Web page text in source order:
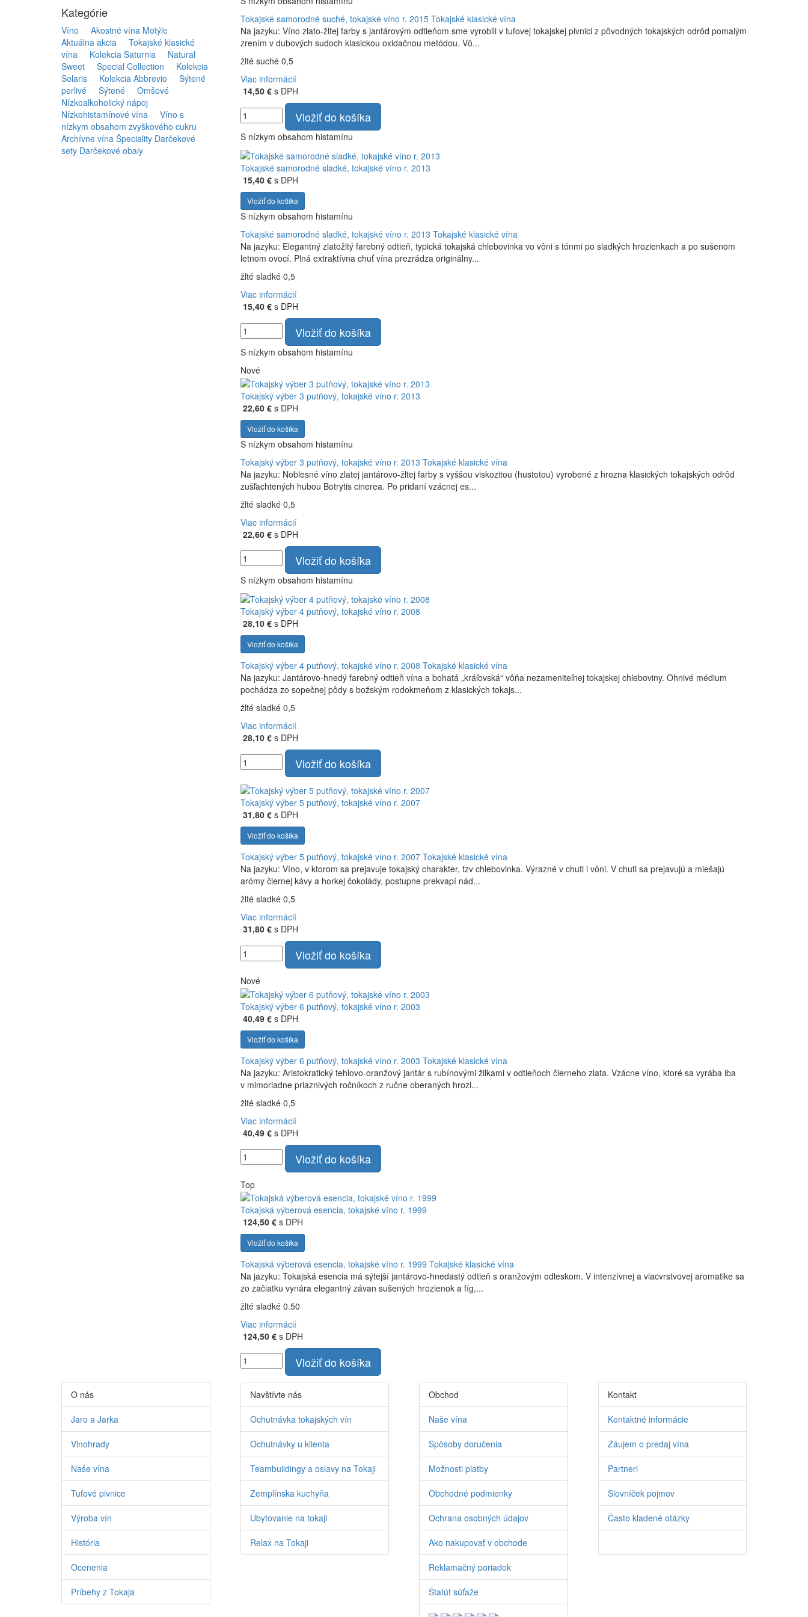
Kategórie
Víno
Akostné vína Motýle
Aktuálna akcia
Tokajské klasické
vína
Kolekcia Saturnia
Natural
Sweet
Special Collection
Kolekcia
Solaris
Kolekcia Abbrevio
Sýtené
perlivé
Sýtené
Omšové
Nízkoalkoholický nápoj
Nízkohistamínové vína
Víno s
nízkym obsahom zvyškového cukru
Archívne vína Špeciality Darčekové
sety Darčekové obaly
Tokajské samorodné suché, tokajské víno r. 2015 Tokajské klasické vína
Na jazyku: Víno zlato-žltej farby s jantárovým odtieňom sme vyrobili v tufovej tokajskej pivnici z pôvodných tokajských odrôd pomalým
zrením v dubových sudoch klasickou oxidačnou metódou. Vô...
žlté suché 0,5
Viac informácií
14,50 €s DPH
Vložiť do košíka
S nízkym obsahom histamínu
Tokajské samorodné sladké, tokajské víno r. 2013
15,40 €s DPH
Vložiť do košíka
S nízkym obsahom histamínu
Tokajské samorodné sladké, tokajské víno r. 2013 Tokajské klasické vína
Na jazyku: Elegantný zlatožltý farebný odtieň, typická tokajská chlebovinka vo vôni s tónmi po sladkých hrozienkach a po sušenom
letnom ovocí. Plná extraktívna chuť vína prezrádza originálny...
žlté sladké 0,5
Viac informácií
15,40 €s DPH
Vložiť do košíka
S nízkym obsahom histamínu
Nové
Tokajský výber 3 putňový, tokajské víno r. 2013
22,60 €s DPH
Vložiť do košíka
S nízkym obsahom histamínu
Tokajský výber 3 putňový, tokajské víno r. 2013 Tokajské klasické vína
Na jazyku: Noblesné víno zlatej jantárovo-žltej farby s vyššou viskozitou (hustotou) vyrobené z hrozna klasických tokajských odrôd
zušľachtených hubou Botrytis cinerea. Po pridaní vzácnej es...
žlté sladké 0,5
Viac informácií
22,60 €s DPH
Vložiť do košíka
S nízkym obsahom histamínu
Tokajský výber 4 putňový, tokajské víno r. 2008
28,10 €s DPH
Vložiť do košíka
Tokajský výber 4 putňový, tokajské víno r. 2008 Tokajské klasické vína
Na jazyku: Jantárovo-hnedý farebný odtieň vína a bohatá „kráľovská“ vôňa nezameniteľnej tokajskej chleboviny. Ohnivé médium
pochádza zo sopečnej pôdy s božským rodokmeňom z klasických tokajs...
žlté sladké 0,5
Viac informácií
28,10 €s DPH
Vložiť do košíka
Tokajský výber 5 putňový, tokajské víno r. 2007
31,80 €s DPH
Vložiť do košíka
Tokajský výber 5 putňový, tokajské víno r. 2007 Tokajské klasické vína
Na jazyku: Víno, v ktorom sa prejavuje tokajský charakter, tzv chlebovinka. Výrazné v chuti i vôni. V chuti sa prejavujú a miešajú
arómy čiernej kávy a horkej čokolády, postupne prekvapí nád...
žlté sladké 0,5
Viac informácií
31,80 €s DPH
Vložiť do košíka
Nové
Tokajský výber 6 putňový, tokajské víno r. 2003
40,49 €s DPH
Vložiť do košíka
Tokajský výber 6 putňový, tokajské víno r. 2003 Tokajské klasické vína
Na jazyku: Aristokratický tehlovo-oranžový jantár s rubínovými žilkami v odtieňoch čierneho zlata. Vzácne víno, ktoré sa vyrába iba
v mimoriadne priaznivých ročníkoch z ručne oberaných hrozi...
žlté sladké 0,5
Viac informácií
40,49 €s DPH
Vložiť do košíka
Top
Tokajská výberová esencia, tokajské víno r. 1999
124,50 €s DPH
Vložiť do košíka
Tokajská výberová esencia, tokajské víno r. 1999 Tokajské klasické vína
Na jazyku: Tokajská esencia má sýtejší jantárovo-hnedastý odtieň s oranžovým odleskom. V intenzívnej a viacvrstvovej aromatike sa
zo začiatku vynára elegantný závan sušených hrozienok a fíg,...
žlté sladké 0.50
Viac informácií
124,50 €s DPH
Vložiť do košíka
O nás
Jaro a Jarka
Vinohrady
Naše vína
Tufové pivnice
Výroba vín
História
Ocenenia
Príbehy z Tokaja
Navštívte nás
Ochutnávka tokajských vín
Ochutnávky u klienta
Teambuildingy a oslavy na Tokaji
Zemplínska kuchyňa
Ubytovanie na tokaji
Relax na Tokaji
Obchod
Naše vína
Spôsoby doručenia
Možnosti platby
Obchodné podmienky
Ochrana osobných údajov
Ako nakupovať v obchode
Reklamačný poriadok
Štatút súťaže
Kontakt
Kontaktné informácie
Záujem o predaj vína
Partneri
Slovníček pojmov
Často kladené otázky